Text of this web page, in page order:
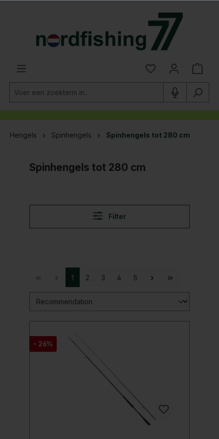
Hengels Spinhengels Spinhengels tot 280 cm
Spinhengels tot 280 cm
Filter
1 2 3 4 5
- 26%